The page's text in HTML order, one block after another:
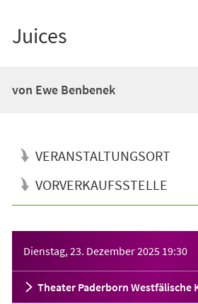
Juices
von Ewe Benbenek
VERANSTALTUNGSORT
VORVERKAUFSSTELLE
Dienstag, 23. Dezember 2025 19:30
Theater Paderborn Westfälische